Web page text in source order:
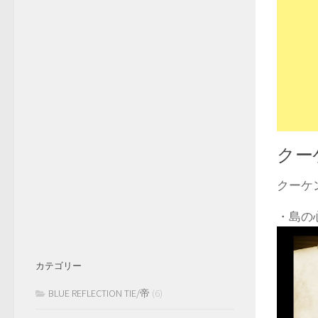
ク
クーケ
・島
カテゴリー
BLUE REFLECTION TIE/帝 (6)